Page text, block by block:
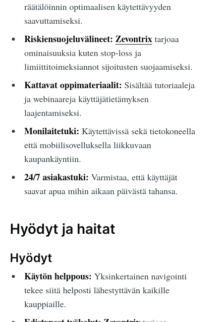
räätälöinnin optimaalisen käytettävyyden
saavuttamiseksi.
Riskiensuojeluvälineet: Zevontrixtarjoaa
ominaisuuksia kuten stop-loss ja
limiittitoimeksiannot sijoitusten suojaamiseksi.
Kattavat oppimateriaalit: Sisältää tutoriaaleja
ja webinaareja käyttäjätietämyksen
laajentamiseksi.
Monilaitetuki: Käytettävissä sekä tietokoneella
että mobiilisovelluksella liikkuvaan
kaupankäyntiin.
24/7 asiakastuki: Varmistaa, että käyttäjät
saavat apua mihin aikaan päivästä tahansa.
Hyödyt ja haitat
Hyödyt
Käytön helppous: Yksinkertainen navigointi
tekee siitä helposti lähestyttävän kaikille
kauppiaille.